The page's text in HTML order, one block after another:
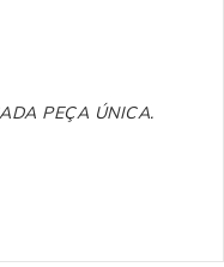
PEÇA ÚNICA.